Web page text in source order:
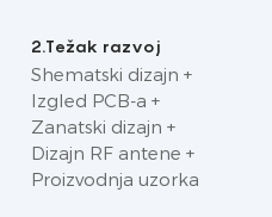
2.Težak razvoj
Shematski dizajn +
Izgled PCB-a +
Zanatski dizajn +
Dizajn RF antene +
Proizvodnja uzorka